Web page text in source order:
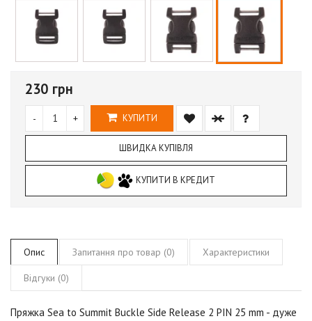
230 грн
- + КУПИТИ
ШВИДКА КУПІВЛЯ
КУПИТИ В КРЕДИТ
Опис Запитання про товар (0) Характеристики
Відгуки (0)
Пряжка Sea to Summit Buckle Side Release 2 PIN 25 mm - дуже